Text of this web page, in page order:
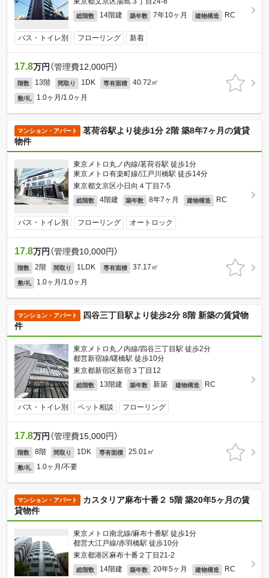
総階数 14階建 築年数 7年10ヶ月 建物構造 RC
バス・トイレ別 フローリング 新着
17.8万円 （管理費12,000円）
階数 13階 間取り 1DK 専有面積 40.72㎡
敷/礼 1.0ヶ月/1.0ヶ月
マンション・アパート
茗荷谷駅より徒歩1分 2階 築8年7ヶ月の賃貸
物件
東京メトロ丸ノ内線/茗荷谷駅 徒歩1分
東京メトロ有楽町線/江戸川橋駅 徒歩14分
東京都文京区小日向４丁目7-5
総階数 4階建 築年数 8年7ヶ月 建物構造 RC
バス・トイレ別 フローリング オートロック
17.8万円 （管理費10,000円）
階数 2階 間取り 1LDK 専有面積 37.17㎡
敷/礼 1.0ヶ月/1.0ヶ月
マンション・アパート
四谷三丁目駅より徒歩2分 8階 新築の賃貸物
件
東京メトロ丸ノ内線/四谷三丁目駅 徒歩2分
都営新宿線/曙橋駅 徒歩10分
東京都新宿区新宿３丁目12
総階数 13階建 築年数 新築 建物構造 RC
バス・トイレ別 ペット相談 フローリング
17.8万円 （管理費15,000円）
階数 8階 間取り 1DK 専有面積 25.01㎡
敷/礼 1.0ヶ月/不要
マンション・アパート
カスタリア麻布十番２ 5階 築20年5ヶ月の賃
貸物件
東京メトロ南北線/麻布十番駅 徒歩1分
都営大江戸線/赤羽橋駅 徒歩10分
東京都港区麻布十番２丁目21-2
総階数 14階建 築年数 20年5ヶ月 建物構造 RC